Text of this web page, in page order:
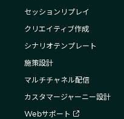
セッションリプレイ
クリエイティブ作成
シナリオテンプレート
施策設計
マルチチャネル配信
カスタマージャーニー設計
Webサポート